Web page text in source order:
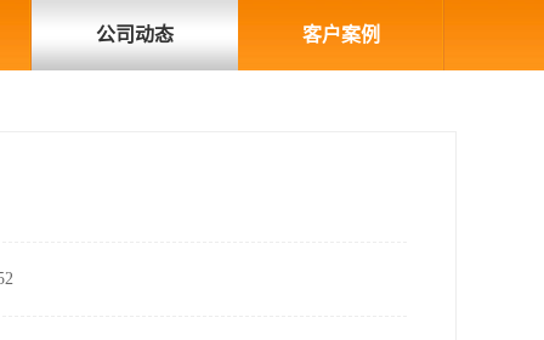
公司动态 客户案例